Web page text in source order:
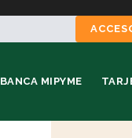
BANCA MIPYME